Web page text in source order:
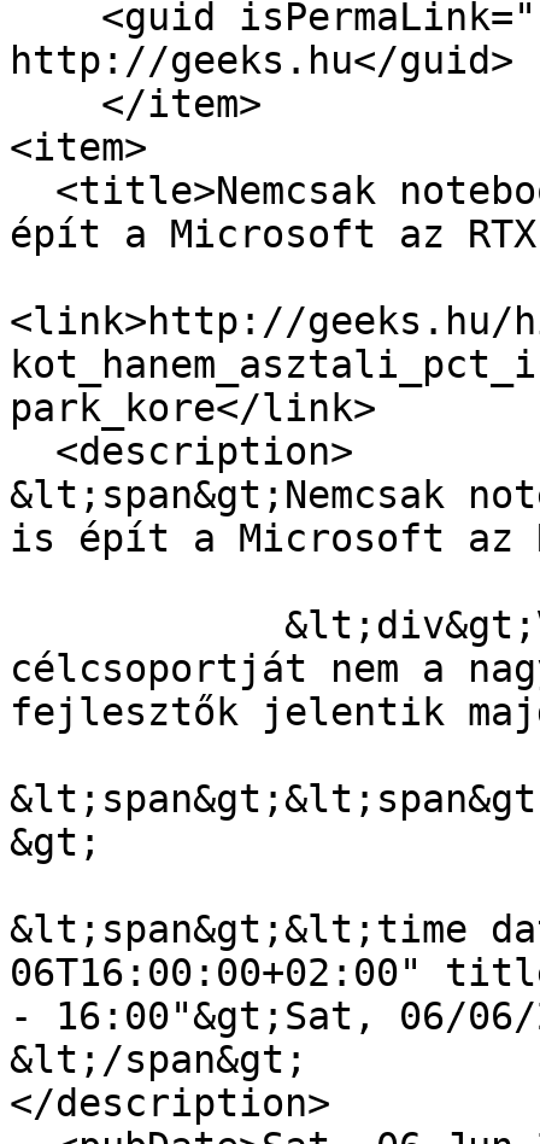
http://geeks.hu</guid>
<item>
épít a Microsoft az
<link>http://geeks.hu/
park_kore</link>
&lt;span&gt;Nemcsak
is épít a Microsoft az
célcsoportját nem a
fejlesztők jelentik
&gt;
&lt;span&gt;&lt;time
06T16:00:00+02:00"
- 16:00"&gt;Sat, 06/
&lt;/span&gt;
</description>